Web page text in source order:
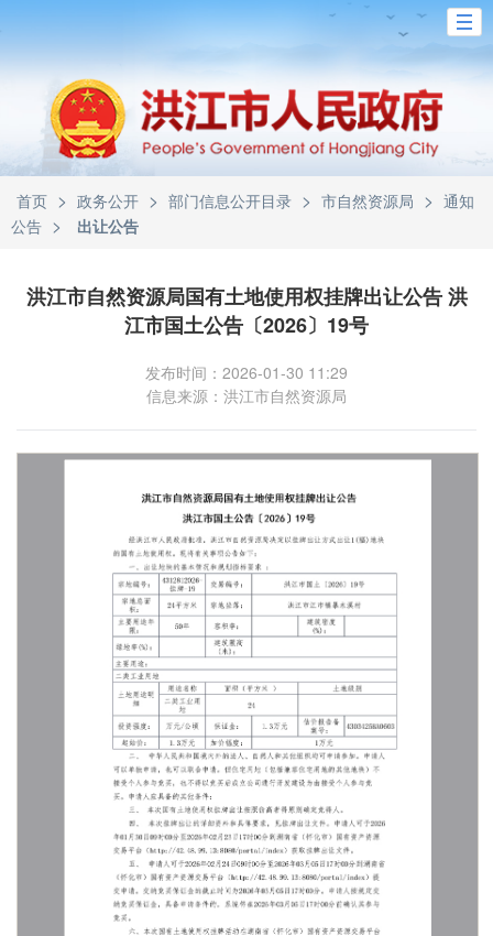
首页 > 政务公开 > 部门信息公开目录 > 市自然资源局 > 通知
公告 > 出让公告
洪江市自然资源局国有土地使用权挂牌出让公告 洪
江市国土公告〔2026〕19号
发布时间：2026-01-30 11:29
信息来源：洪江市自然资源局